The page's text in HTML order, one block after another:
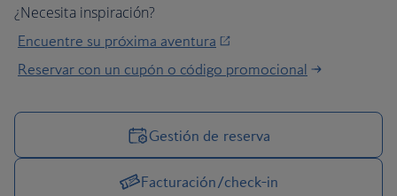
¿Necesita inspiración?
Encuentre su próxima aventura
Reservar con un cupón o código promocional
Gestionar las opciones de viaje
Gestión de reserva
Facturación/check-in